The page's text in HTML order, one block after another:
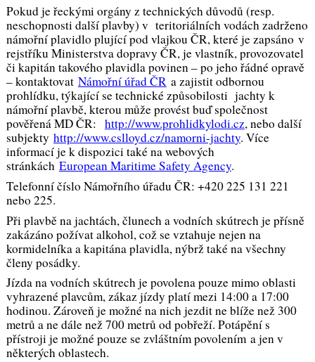
Pokud je řeckými orgány z technických důvodů (resp.
neschopnosti další plavby) v teritoriálních vodách zadrženo
námořní plavidlo plující pod vlajkou ČR, které je zapsáno v
rejstříku Ministerstva dopravy ČR, je vlastník, provozovatel
či kapitán takového plavidla povinen – po jeho řádné opravě
– kontaktovat Námořní úřad ČRa zajistit odbornou
prohlídku, týkající se technické způsobilosti jachty k
námořní plavbě, kterou může provést buď společnost
pověřená MD ČR: http://www.prohlidkylodi.cz, nebo další
subjekty http://www.cslloyd.cz/namorni-jachty. Více
informací je k dispozici také na webových
stránkách European Maritime Safety Agency.
Telefonní číslo Námořního úřadu ČR: +420 225 131 221
nebo 225.
Při plavbě na jachtách, člunech a vodních skútrech je přísně
zakázáno požívat alkohol, což se vztahuje nejen na
kormidelníka a kapitána plavidla, nýbrž také na všechny
členy posádky.
Jízda na vodních skútrech je povolena pouze mimo oblasti
vyhrazené plavcům, zákaz jízdy platí mezi 14:00 a 17:00
hodinou. Zároveň je možné na nich jezdit ne blíže než 300
metrů a ne dále než 700 metrů od pobřeží. Potápění s
přístroji je možné pouze se zvláštním povolením a jen v
některých oblastech.